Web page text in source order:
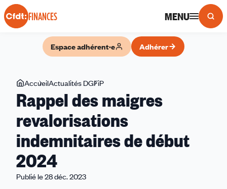
Panneau de gestion des cookies
FINANCES MENU
Espace adhérent·e Adhérer
Vous
êtes
ici
AccueilActualités DGFiP
des
revalorisations
indemnitaires
de
Rappel des maigres
revalorisations
indemnitaires de début
2024
Publié le 28 déc. 2023